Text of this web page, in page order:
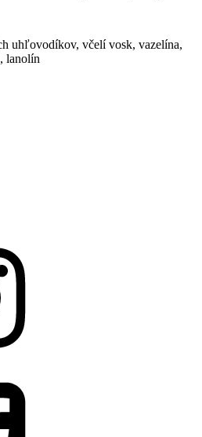
uhľovodíkov, včelí vosk, vazelína,
lanolín